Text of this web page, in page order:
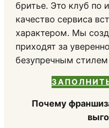
бритье. Это клуб по
качество сервиса
характером. Мы
приходят за
безупречным стилем
Почему